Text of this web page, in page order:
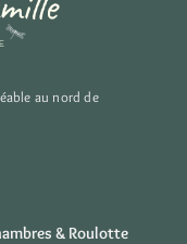
au nord de
& Roulotte